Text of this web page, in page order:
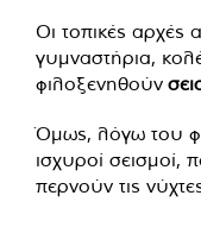
Οι τοπικές αρχές
γυμναστήρια,
φιλοξενηθούν
Όμως, λόγω του
ισχυροί σεισμοί,
περνούν τις